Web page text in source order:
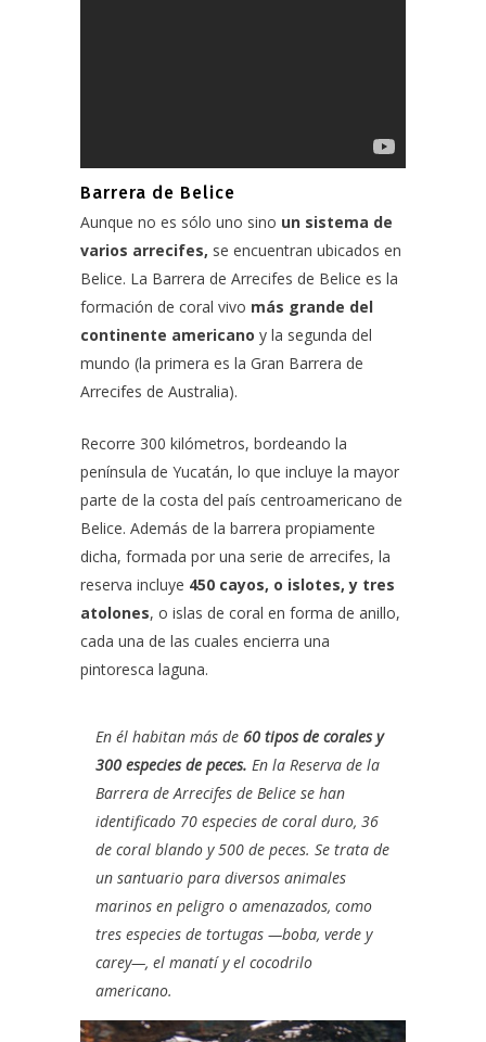
Barrera de Belice
Aunque no es sólo uno sino un sistema de
varios arrecifes, se encuentran ubicados en
Belice. La Barrera de Arrecifes de Belice es la
formación de coral vivo más grande del
continente americano y la segunda del
mundo (la primera es la Gran Barrera de
Arrecifes de Australia).
Recorre 300 kilómetros, bordeando la
península de Yucatán, lo que incluye la mayor
parte de la costa del país centroamericano de
Belice. Además de la barrera propiamente
dicha, formada por una serie de arrecifes, la
reserva incluye 450 cayos, o islotes, y tres
atolones, o islas de coral en forma de anillo,
cada una de las cuales encierra una
pintoresca laguna.
En él habitan más de 60 tipos de corales y
300 especies de peces. En la Reserva de la
Barrera de Arrecifes de Belice se han
identificado 70 especies de coral duro, 36
de coral blando y 500 de peces. Se trata de
un santuario para diversos animales
marinos en peligro o amenazados, como
tres especies de tortugas —boba, verde y
carey—, el manatí y el cocodrilo
americano.